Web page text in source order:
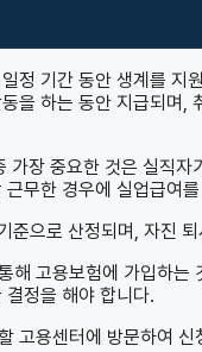
정 기간 동안 생계를 지
을 하는 동안 지급되며,
가장 중요한 것은 실직
무한 경우에 실업급여
으로 산정되며, 자진
해 고용보험에 가입하는
정을 해야 합니다.
고용센터에 방문하여